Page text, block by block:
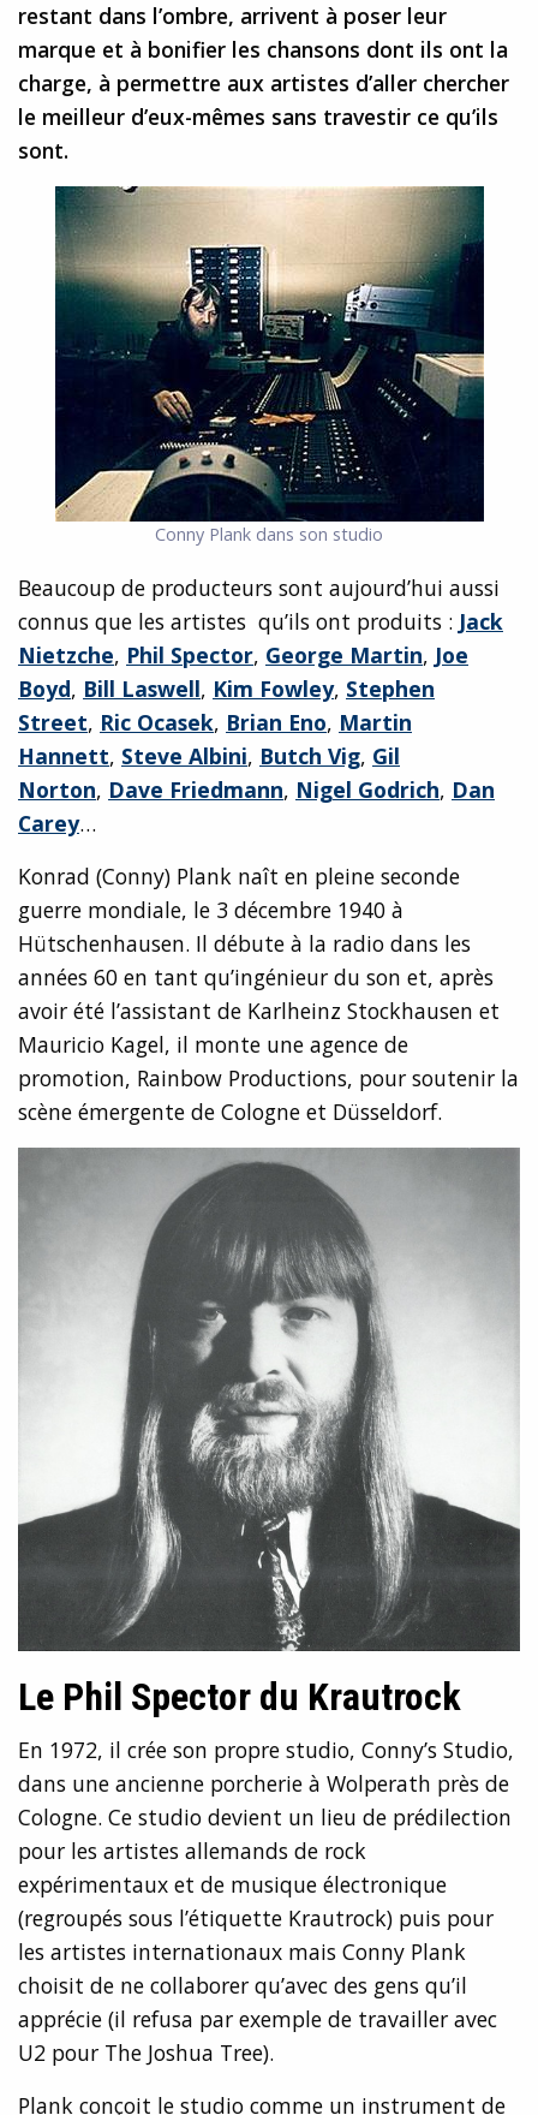
restant dans l’ombre, arrivent à poser leur
marque et à bonifier les chansons dont ils ont la
charge, à permettre aux artistes d’aller chercher
le meilleur d’eux-mêmes sans travestir ce qu’ils
sont.
Conny Plank dans son studio
Beaucoup de producteurs sont aujourd’hui aussi
connus que les artistes qu’ils ont produits : Jack
Nietzche, Phil Spector, George Martin, Joe
Boyd, Bill Laswell, Kim Fowley, Stephen
Street, Ric Ocasek, Brian Eno, Martin
Hannett, Steve Albini, Butch Vig, Gil
Norton, Dave Friedmann, Nigel Godrich, Dan
Carey…
Konrad (Conny) Plank naît en pleine seconde
guerre mondiale, le 3 décembre 1940 à
Hütschenhausen. Il débute à la radio dans les
années 60 en tant qu’ingénieur du son et, après
avoir été l’assistant de Karlheinz Stockhausen et
Mauricio Kagel, il monte une agence de
promotion, Rainbow Productions, pour soutenir la
scène émergente de Cologne et Düsseldorf.
Le Phil Spector du Krautrock
En 1972, il crée son propre studio, Conny’s Studio,
dans une ancienne porcherie à Wolperath près de
Cologne. Ce studio devient un lieu de prédilection
pour les artistes allemands de rock
expérimentaux et de musique électronique
(regroupés sous l’étiquette Krautrock) puis pour
les artistes internationaux mais Conny Plank
choisit de ne collaborer qu’avec des gens qu’il
apprécie (il refusa par exemple de travailler avec
U2 pour The Joshua Tree).
Plank conçoit le studio comme un instrument de